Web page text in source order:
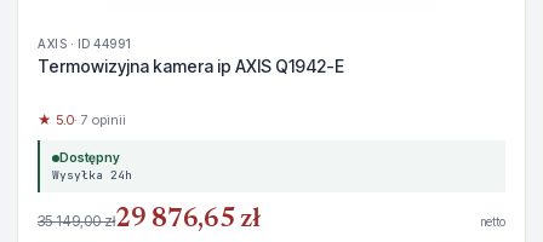
AXIS · ID 44991
Termowizyjna kamera ip AXIS Q1942-E
★ 5.0· 7 opinii
Dostępny
Wysyłka 24h
35 149,00 zł29 876,65 zł netto